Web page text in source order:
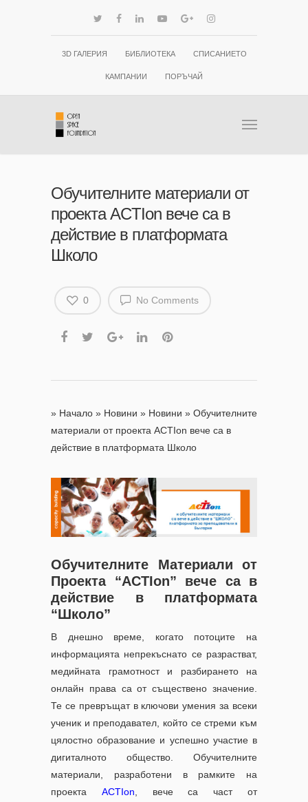
3D ГАЛЕРИЯ БИБЛИОТЕКА СПИСАНИЕТО
КАМПАНИИ ПОРЪЧАЙ
Обучителните материали от
проекта ACTIon вече са в
действие в платформата
Школо
No Comments
0
» Начало » Новини » Новини » Обучителните
материали от проекта ACTIon вече са в
действие в платформата Школо
Обучителните Материали от
Проекта “ACTIon” вече са в
действие в платформата
“Школо”
В днешно време, когато потоците на
информацията непрекъснато се разрастват,
медийната грамотност и разбирането на
онлайн права са от съществено значение.
Те се превръщат в ключови умения за всеки
ученик и преподавател, който се стреми към
цялостно образование и успешно участие в
дигиталното общество. Обучителните
материали, разработени в рамките на
проекта ACTIon , вече са част от